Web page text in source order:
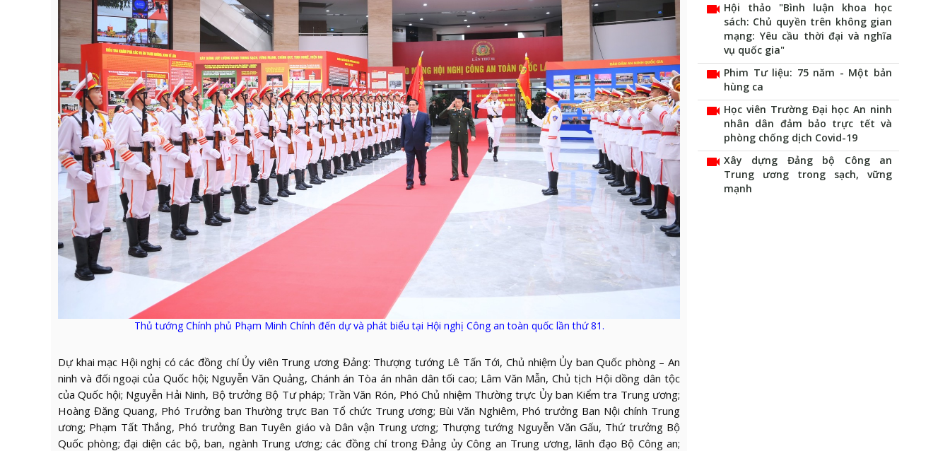
Thủ tướng Chính phủ Phạm Minh Chính đến dự và phát biểu tại Hội nghị Công an toàn quốc lần thứ 81.
Dự khai mạc Hội nghị có các đồng chí Ủy viên Trung ương Đảng: Thượng tướng Lê Tấn Tới, Chủ nhiệm Ủy ban Quốc phòng – An
ninh và đối ngoại của Quốc hội; Nguyễn Văn Quảng, Chánh án Tòa án nhân dân tối cao; Lâm Văn Mẫn, Chủ tịch Hội dồng dân tộc
của Quốc hội; Nguyễn Hải Ninh, Bộ trưởng Bộ Tư pháp; Trần Văn Rón, Phó Chủ nhiệm Thường trực Ủy ban Kiểm tra Trung ương;
Hoàng Đăng Quang, Phó Trưởng ban Thường trực Ban Tổ chức Trung ương; Bùi Văn Nghiêm, Phó trưởng Ban Nội chính Trung
ương; Phạm Tất Thắng, Phó trưởng Ban Tuyên giáo và Dân vận Trung ương; Thượng tướng Nguyễn Văn Gấu, Thứ trưởng Bộ
Quốc phòng; đại diện các bộ, ban, ngành Trung ương; các đồng chí trong Đảng ủy Công an Trung ương, lãnh đạo Bộ Công an;
videocam Hội thảo "Bình luận khoa học
sách: Chủ quyền trên không gian
mạng: Yêu cầu thời đại và nghĩa
vụ quốc gia"
videocam Phim Tư liệu: 75 năm - Một bản
hùng ca
videocam Học viên Trường Đại học An ninh
nhân dân đảm bảo trực tết và
phòng chống dịch Covid-19
videocam Xây dựng Đảng bộ Công an
Trung ương trong sạch, vững
mạnh